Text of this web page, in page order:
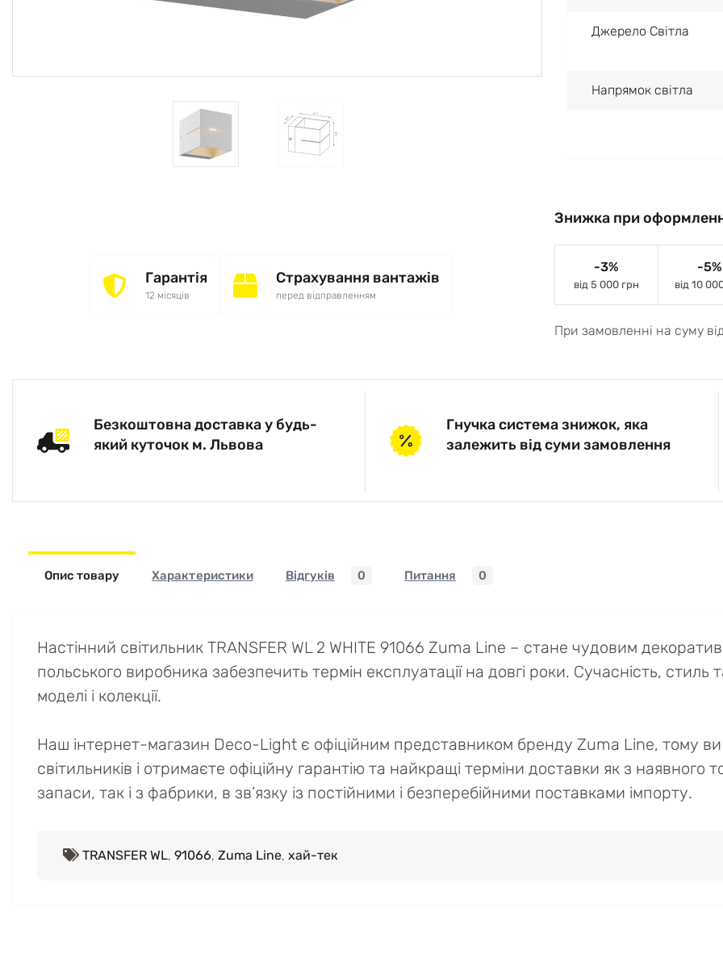
Джерело Світла
Напрямок світла
Гарантія
12 місяців
Страхування вантажів
перед відправленням
Знижка при
-3%
від 5 000 грн
-5%
від 10
При замовленні на суму
Безкоштовна доставка у будь-
який куточок м. Львова
Гнучка система знижок, яка
залежить від суми замовлення
Опис товару Характеристики Відгуків 0 Питання 0
Настінний світильник TRANSFER WL 2 WHITE 91066 Zuma Line – стане чудовим
польського виробника забезпечить термін експлуатації на довгі роки. Сучасність, стиль
моделі і колекції.
Наш інтернет-магазин Deco-Light є офіційним представником бренду Zuma Line, тому ви
світильників і отримаєте офіційну гарантію та найкращі терміни доставки як з наявного
запаси, так і з фабрики, в зв’язку із постійними і безперебійними поставками імпорту.
TRANSFER WL, 91066, Zuma Line, хай-тек